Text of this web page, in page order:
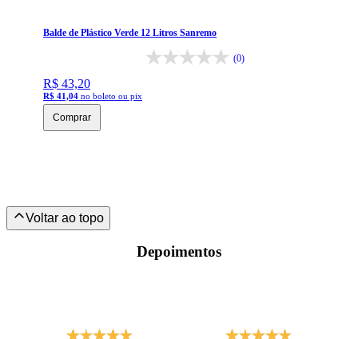
Balde de Plástico Verde 12 Litros Sanremo
(0)
R$ 43,20
R$ 41,04 no boleto ou pix
Comprar
Depoimentos